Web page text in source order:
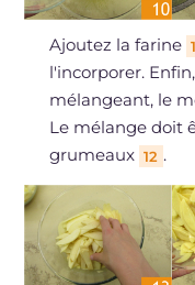
Ajoutez la farine
l'incorporer.
mélangeant, le
Le mélange doit
grumeaux 12 .